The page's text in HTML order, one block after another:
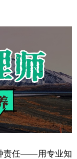
责任——用专业知